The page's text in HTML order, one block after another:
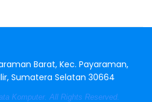
Barat, Kec. Payaraman,
Sumatera Selatan 30664
Komputer. All Rights Reserved.